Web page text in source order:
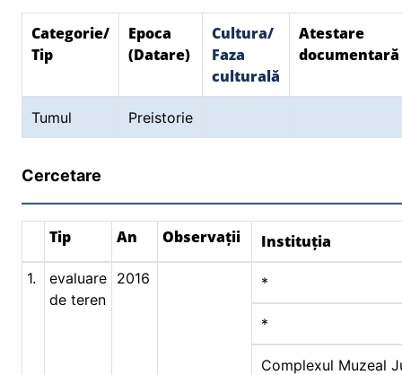
Categorie/
Tip
Epoca
(Datare)
Cultura/
Faza
culturală
Atestare
documentară
Tumul Preistorie
Cercetare
Tip An Observații Instituția
1.
evaluare
de teren
2016 *
*
Complexul Muzeal